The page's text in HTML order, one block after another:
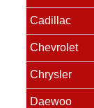
Cadillac
Chevrolet
Chrysler
Daewoo